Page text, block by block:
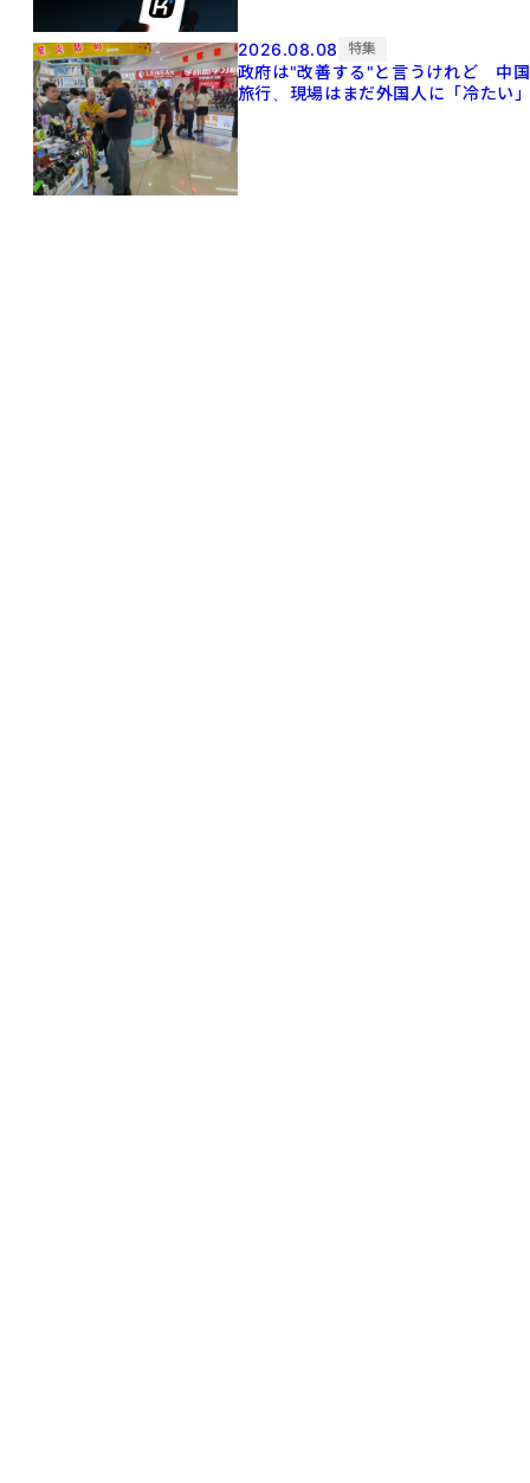
2026.08.08 特集
政府は"改善する"と言うけれど 中国
旅行、現場はまだ外国人に「冷たい